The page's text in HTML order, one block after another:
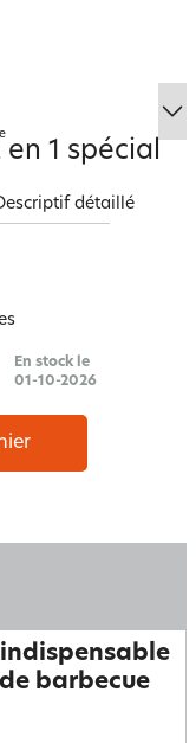
1 spécial
détaillé
En stock le
01-10-2026
barbecue